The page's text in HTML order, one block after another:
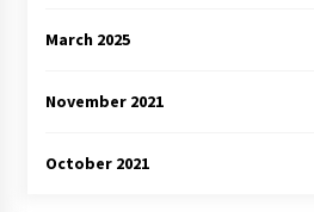
March 2025
November 2021
October 2021